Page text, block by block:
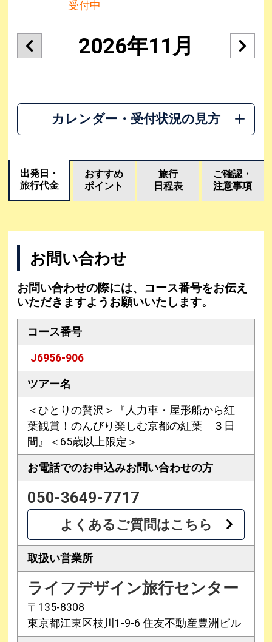
受付中
2026年11月
カレンダー・受付状況の見方
出発日・
旅行代金
おすすめ
ポイント
旅行
日程表
ご確認・
注意事項
お問い合わせ
お問い合わせの際には、コース番号をお伝え
いただきますようお願いいたします。
コース番号
J6956-906
ツアー名
＜ひとりの贅沢＞『人力車・屋形船から紅
葉観賞！のんびり楽しむ京都の紅葉 ３日
間』＜65歳以上限定＞
お電話でのお申込みお問い合わせの方
050-3649-7717
よくあるご質問はこちら
取扱い営業所
ライフデザイン旅行センター
〒135-8308
東京都江東区枝川1-9-6 住友不動産豊洲ビル